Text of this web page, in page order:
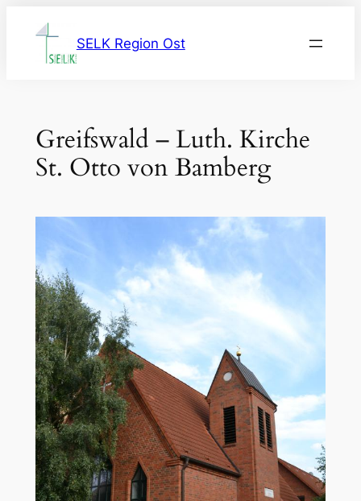
Inhalt
springen
SELK Region Ost
Greifswald – Luth. Kirche
St. Otto von Bamberg